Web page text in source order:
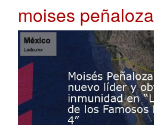
moises peñaloza